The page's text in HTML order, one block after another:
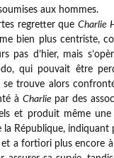
aux hommes.
regretter queCharlie
bien plus centriste,
pas d’hier, mais
qui pouvait être
trouve alors
àCharlie par des
et produit même une
la République, indiquant
et a fortiori plus encore